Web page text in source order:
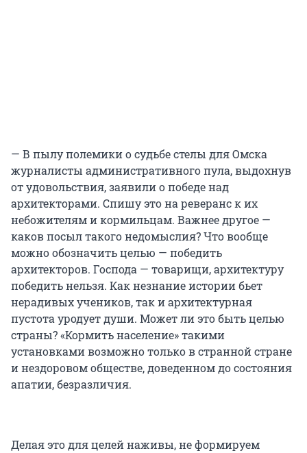
— В пылу полемики о судьбе стелы для Омска
журналисты административного пула, выдохнув
от удовольствия, заявили о победе над
архитекторами. Спишу это на реверанс к их
небожителям и кормильцам. Важнее другое —
каков посыл такого недомыслия? Что вообще
можно обозначить целью — победить
архитекторов. Господа — товарищи, архитектуру
победить нельзя. Как незнание истории бьет
нерадивых учеников, так и архитектурная
пустота уродует души. Может ли это быть целью
страны? «Кормить население» такими
установками возможно только в странной стране
и нездоровом обществе, доведенном до состояния
апатии, безразличия.
Делая это для целей наживы, не формируем